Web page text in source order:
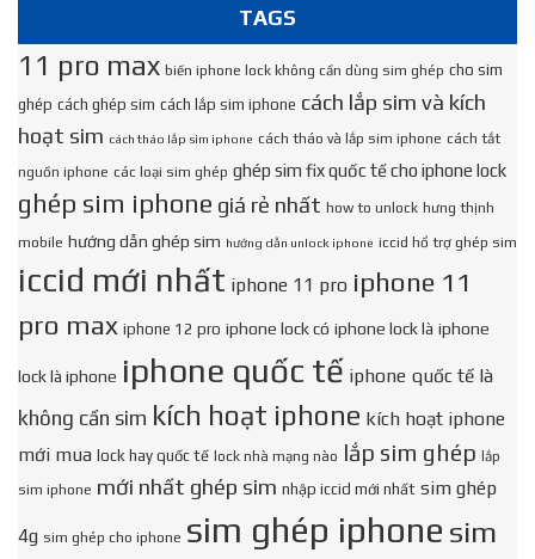
TAGS
11 pro max biến iphone lock không cần dùng sim ghép cho sim
ghép cách ghép sim cách lắp sim iphone cách lắp sim và kích
hoạt sim cách tháo lắp sim iphone cách tháo và lắp sim iphone cách tắt
nguồn iphone các loại sim ghép ghép sim fix quốc tế cho iphone lock
ghép sim iphone giá rẻ nhất how to unlock hưng thịnh
mobile hướng dẫn ghép sim hướng dẫn unlock iphone iccid hổ trợ ghép sim
iccid mới nhất iphone 11 pro iphone 11
pro max iphone 12 pro iphone lock có iphone lock là iphone
lock là iphone iphone quốc tế iphone quốc tế là
không cần sim kích hoạt iphone kích hoạt iphone
mới mua lock hay quốc tế lock nhà mạng nào lắp sim ghép lắp
sim iphone mới nhất ghép sim nhập iccid mới nhất sim ghép
4g sim ghép cho iphone sim ghép iphone sim